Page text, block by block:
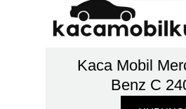
Kaca Mobil
Benz C